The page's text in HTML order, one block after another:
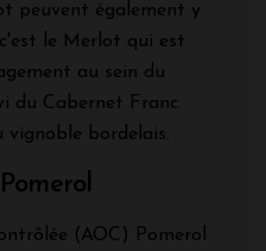
peuvent également y
le Merlot qui est
au sein du
du Cabernet Franc.
vignoble bordelais.
(AOC) Pomerol